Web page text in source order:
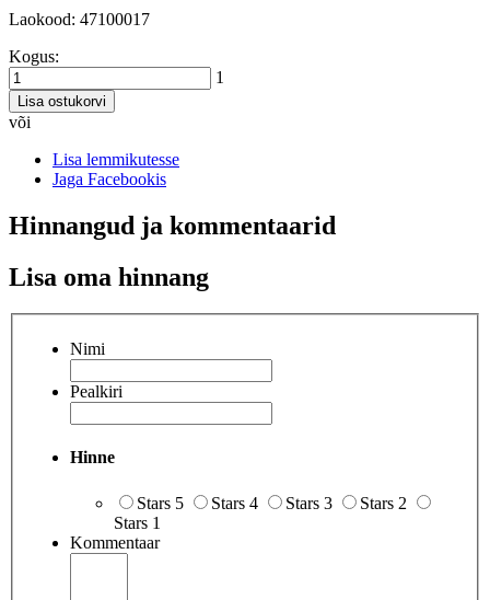
Laokood: 47100017
Kogus:
1
Lisa ostukorvi
või
Lisa lemmikutesse
Jaga Facebookis
Hinnangud ja kommentaarid
Lisa oma hinnang
Nimi
Pealkiri
Hinne
Stars 5 Stars 4 Stars 3
Stars 2
Stars 1
Kommentaar